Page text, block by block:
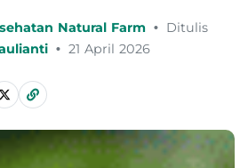
Natural Farm • Ditulis
• 21 April 2026